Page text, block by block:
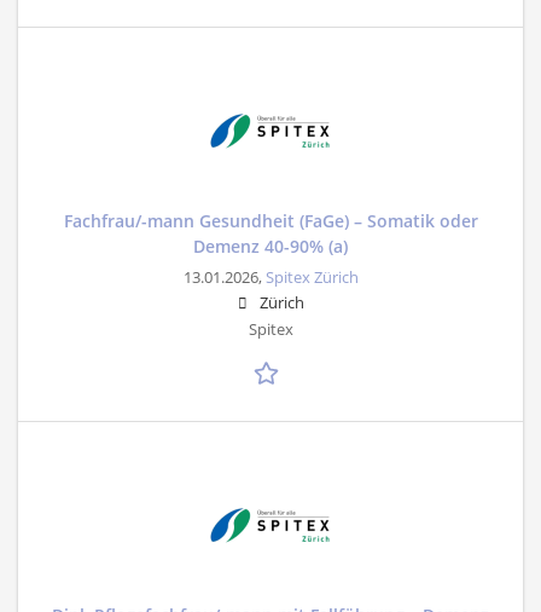
Fachfrau/-mann Gesundheit (FaGe) – Somatik oder
Demenz 40-90% (a)
13.01.2026, Spitex Zürich
Zürich
Spitex